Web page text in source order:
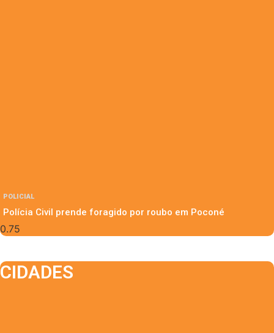
POLICIAL
Polícia Civil prende foragido por roubo em Poconé
CIDADES